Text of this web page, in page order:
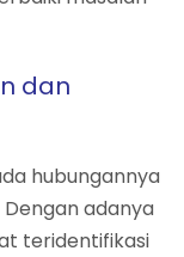
dan
hubungannya
adanya
teridentifikasi